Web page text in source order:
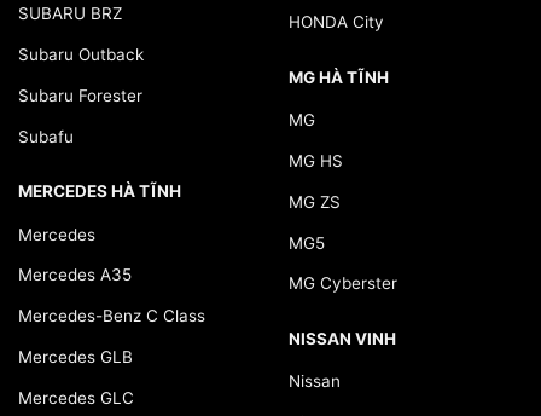
SUBARU BRZ
Subaru Outback
Subaru Forester
Subafu
MERCEDES HÀ TĨNH
Mercedes
Mercedes A35
Mercedes-Benz C Class
Mercedes GLB
Mercedes GLC
HONDA City
MG HÀ TĨNH
MG
MG HS
MG ZS
MG5
MG Cyberster
NISSAN VINH
Nissan